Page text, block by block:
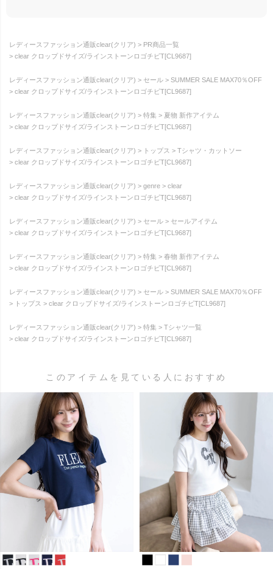
レディースファッション通販clear(クリア)
PR商品一覧
clear クロップドサイズ/ラインストーンロゴチビT[CL9687]
レディースファッション通販clear(クリア) セール
SUMMER SALE MAX70％OFF
clear クロップドサイズ/ラインストーンロゴチビT[CL9687]
レディースファッション通販clear(クリア) 特集
夏物 新作アイテム
clear クロップドサイズ/ラインストーンロゴチビT[CL9687]
レディースファッション通販clear(クリア) トップス
Tシャツ・カットソー
clear クロップドサイズ/ラインストーンロゴチビT[CL9687]
レディースファッション通販clear(クリア) genre
clear
clear クロップドサイズ/ラインストーンロゴチビT[CL9687]
レディースファッション通販clear(クリア) セール
セールアイテム
clear クロップドサイズ/ラインストーンロゴチビT[CL9687]
レディースファッション通販clear(クリア) 特集
春物 新作アイテム
clear クロップドサイズ/ラインストーンロゴチビT[CL9687]
レディースファッション通販clear(クリア) セール
SUMMER SALE MAX70％OFF
トップス
clear クロップドサイズ/ラインストーンロゴチビT[CL9687]
レディースファッション通販clear(クリア) 特集
Tシャツ一覧
clear クロップドサイズ/ラインストーンロゴチビT[CL9687]
このアイテムを見ている人におすすめ